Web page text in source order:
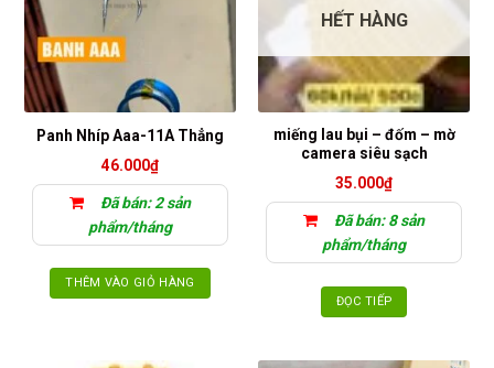
Panh Nhíp Aaa-11A Thẳng
46.000₫
Đã bán: 2 sản
phẩm/tháng
THÊM VÀO GIỎ HÀNG
HẾT HÀNG
miếng lau bụi – đốm – mờ
camera siêu sạch
35.000₫
Đã bán: 8 sản
phẩm/tháng
ĐỌC TIẾP